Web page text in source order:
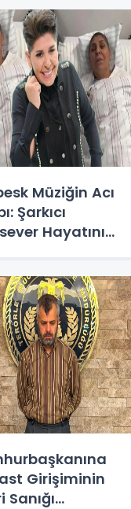
Müziğin Acı
Şarkıcı
Hayatını
Girişiminin
Sanığı